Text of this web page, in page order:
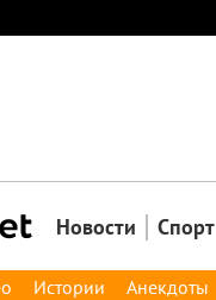
Новости Спорт
Истории Анекдоты